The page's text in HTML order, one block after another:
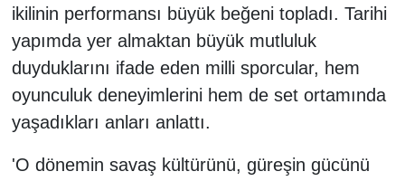
ikilinin performansı büyük beğeni topladı. Tarihi
yapımda yer almaktan büyük mutluluk
duyduklarını ifade eden milli sporcular, hem
oyunculuk deneyimlerini hem de set ortamında
yaşadıkları anları anlattı.
'O dönemin savaş kültürünü, güreşin gücünü